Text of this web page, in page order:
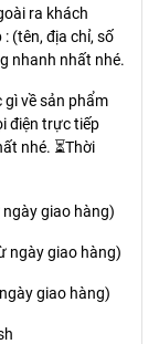
ra khách
(tên, địa chỉ, số
nhanh nhất nhé.
gì về sản phẩm
điện trực tiếp
nhé. ⏳Thời
giao hàng)
ngày giao hàng)
giao hàng)